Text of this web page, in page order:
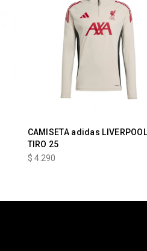
CAMISETA adidas
TIRO 25
$ 4.290